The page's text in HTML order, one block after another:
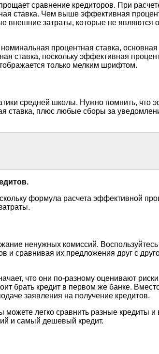
сравнение кредиторов. При
ставка. Чем выше эффективная
внешние затраты, которые не
процентная ставка,
ставка, поскольку эффективная
только мелким шрифтом.
средней школы. Нужно помнить, что
ставка, плюс любые сборы за
формула расчета эффективной
ненужных комиссий.
и сравнивая их предложения друг с
что они по-разному оценивают
брать кредит в первом же банке.
заявления на получение кредитов.
легко сравнить разные кредиты и
и самый дешевый кредит.